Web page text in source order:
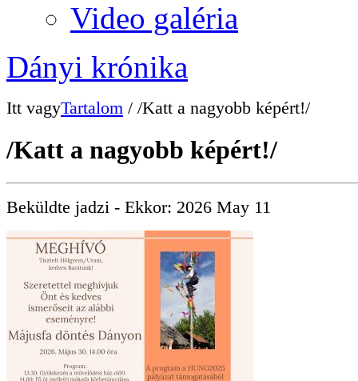
Video galéria
Dányi krónika
Itt vagyTartalom / /Katt a nagyobb képért!/
/Katt a nagyobb képért!/
Beküldte jadzi - Ekkor: 2026 May 11